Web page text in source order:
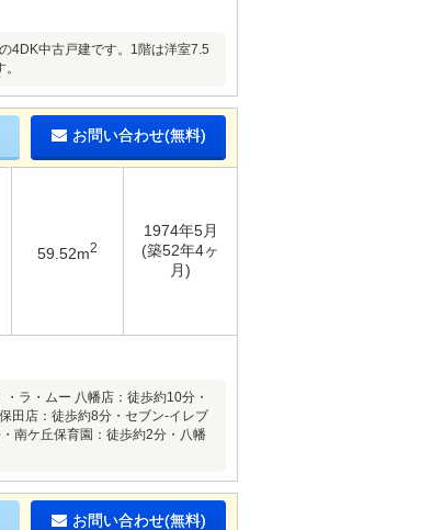
4DK中古戸建です。1階は洋室7.5
お問い合わせ(無料)
59.52m2
1974年5月
(築52年4ヶ
月)
ラ・ムー 八幡店：徒歩約10分・
田店：徒歩約8分・セブン-イレブ
南ケ丘保育園：徒歩約2分・八幡
お問い合わせ(無料)